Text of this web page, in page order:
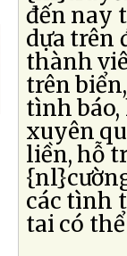
đến nay
dựa trên
thành
trên
tình báo,
xuyên
liền, hỗ
các tình
tai có